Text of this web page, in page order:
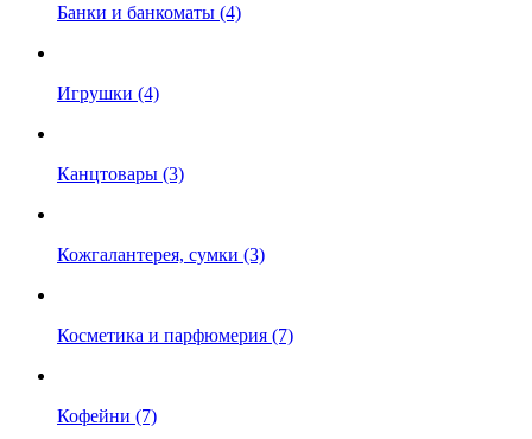
Банки и банкоматы (4)
Игрушки (4)
Канцтовары (3)
Кожгалантерея, сумки (3)
Косметика и парфюмерия (7)
Кофейни (7)